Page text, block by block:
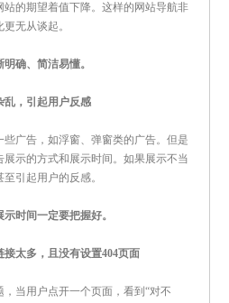
的期望着值下降。这样的网站导航非
无从谈起。
确、简洁易懂。
乱，引起用户反感
些广告，如浮窗、弹窗类的广告。但是
示的方式和展示时间。如果展示不当
引起用户的反感。
时间一定要把握好。
太多，且没有设置404页面
当用户点开一个页面，看到“对不